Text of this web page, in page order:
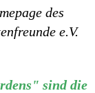
des
e.V.
sind die